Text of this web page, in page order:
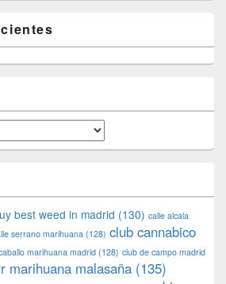
best weed in madrid (130) calle alcala
serrano marihuana(128) club cannabico
marihuana madrid (128) club de campo madrid
marihuana malasaña (135)